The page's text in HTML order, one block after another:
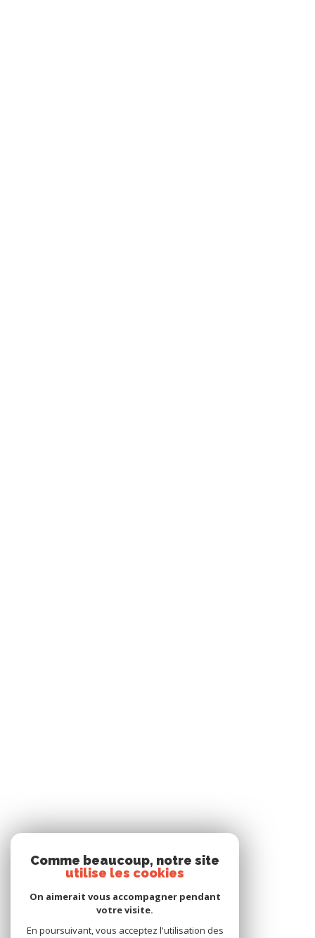
Comme beaucoup, notre site
utilise les cookies
On aimerait vous accompagner pendant
votre visite.
En poursuivant, vous acceptez l'utilisation des